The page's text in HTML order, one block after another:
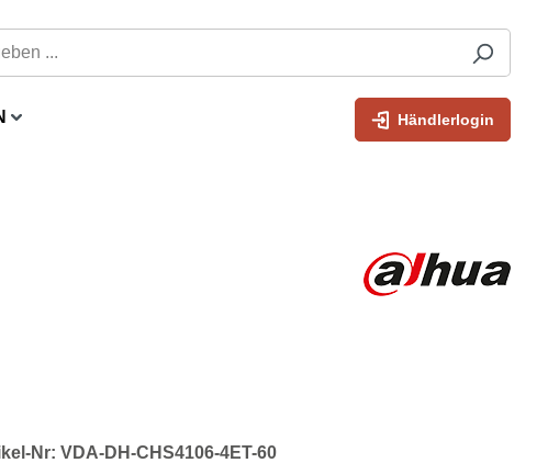
Händlerlogin
Nr: VDA-DH-CHS4106-4ET-60